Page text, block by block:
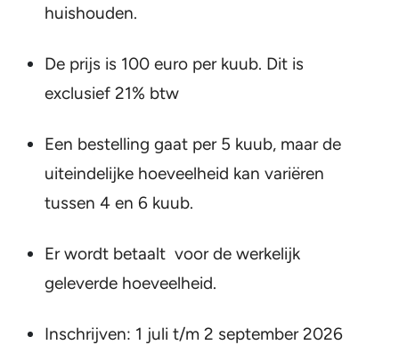
huishouden.
De prijs is 100 euro per kuub. Dit is
exclusief 21% btw
Een bestelling gaat per 5 kuub, maar de
uiteindelijke hoeveelheid kan variëren
tussen 4 en 6 kuub.
Er wordt betaalt voor de werkelijk
geleverde hoeveelheid.
Inschrijven: 1 juli t/m 2 september 2026